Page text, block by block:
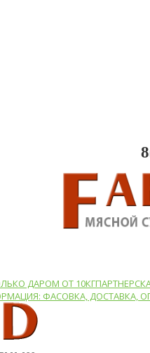
ДАРОМ ОТ 10КГ
ФАСОВКА, ДОСТАВКА,